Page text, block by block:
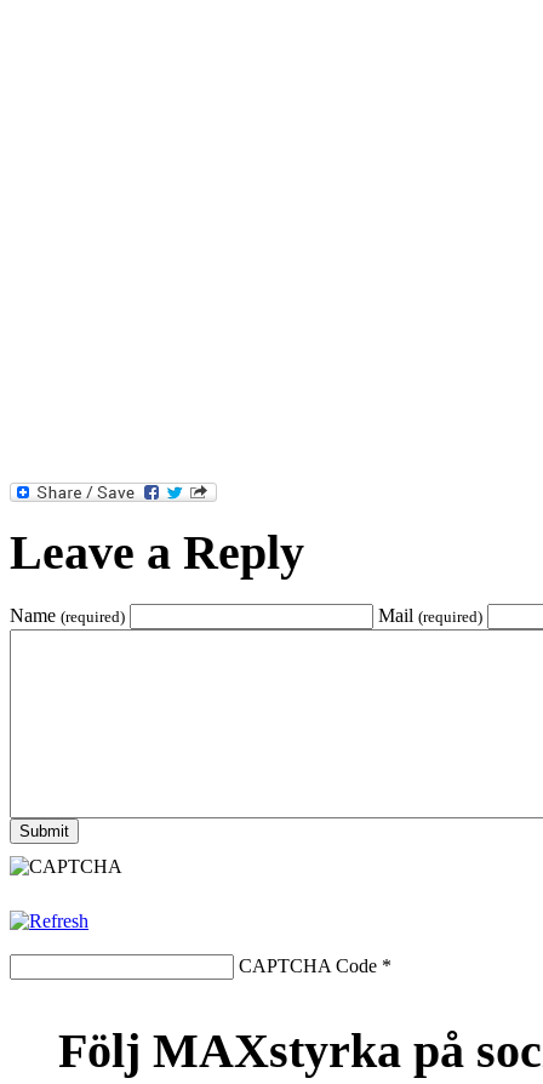
Leave a Reply
Name (required) Mail (required)
CAPTCHA Code *
Följ MAXstyrka på